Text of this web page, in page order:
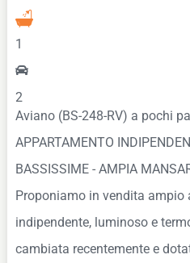
1
2
Aviano (BS-248-RV) a pochi
APPARTAMENTO
BASSISSIME - AMPIA
Proponiamo in vendita ampio
indipendente, luminoso e
cambiata recentemente e